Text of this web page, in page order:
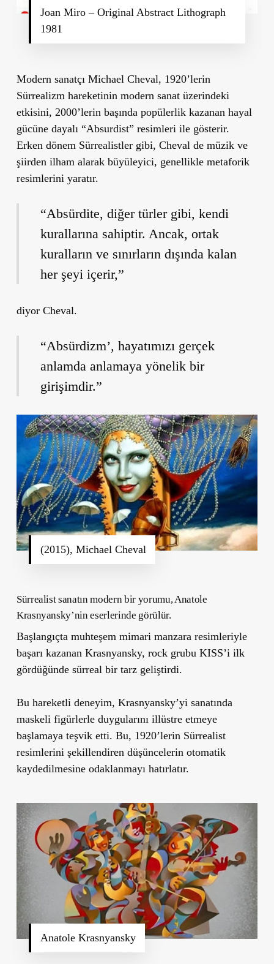
Joan Miro – Original Abstract Lithograph
1981
Modern sanatçı Michael Cheval, 1920’lerin
Sürrealizm hareketinin modern sanat üzerindeki
etkisini, 2000’lerin başında popülerlik kazanan hayal
gücüne dayalı “Absurdist” resimleri ile gösterir.
Erken dönem Sürrealistler gibi, Cheval de müzik ve
şiirden ilham alarak büyüleyici, genellikle metaforik
resimlerini yaratır.
“Absürdite, diğer türler gibi, kendi
kurallarına sahiptir. Ancak, ortak
kuralların ve sınırların dışında kalan
her şeyi içerir,”
diyor Cheval.
“Absürdizm’, hayatımızı gerçek
anlamda anlamaya yönelik bir
girişimdir.”
(2015), Michael Cheval
Sürrealist sanatın modern bir yorumu, Anatole
Krasnyansky’nin eserlerinde görülür.
Başlangıçta muhteşem mimari manzara resimleriyle
başarı kazanan Krasnyansky, rock grubu KISS’i ilk
gördüğünde sürreal bir tarz geliştirdi.
Bu hareketli deneyim, Krasnyansky’yi sanatında
maskeli figürlerle duygularını illüstre etmeye
başlamaya teşvik etti. Bu, 1920’lerin Sürrealist
resimlerini şekillendiren düşüncelerin otomatik
kaydedilmesine odaklanmayı hatırlatır.
Anatole Krasnyansky